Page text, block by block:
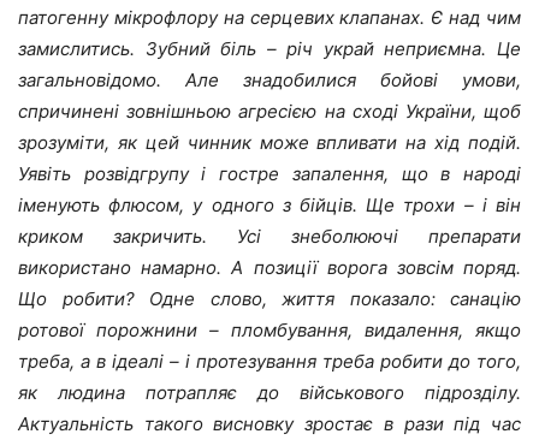
патогенну мікрофлору на серцевих клапанах. Є над чим
замислитись. Зубний біль – річ украй неприємна. Це
загальновідомо. Але знадобилися бойові умови,
спричинені зовнішньою агресією на сході України, щоб
зрозуміти, як цей чинник може впливати на хід подій.
Уявіть розвідгрупу і гостре запалення, що в народі
іменують флюсом, у одного з бійців. Ще трохи – і він
криком закричить. Усі знеболюючі препарати
використано намарно. А позиції ворога зовсім поряд.
Що робити? Одне слово, життя показало: санацію
ротової порожнини – пломбування, видалення, якщо
треба, а в ідеалі – і протезування треба робити до того,
як людина потрапляє до військового підрозділу.
Актуальність такого висновку зростає в рази під час